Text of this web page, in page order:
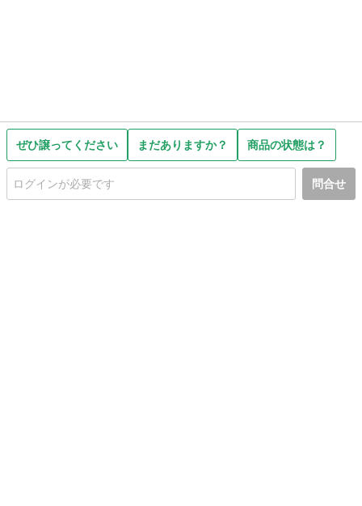
ぜひ譲ってください まだありますか？ 商品の状態は？
問合せ